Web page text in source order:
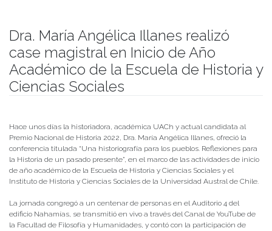
Dra. María Angélica Illanes realizó
case magistral en Inicio de Año
Académico de la Escuela de Historia y
Ciencias Sociales
Hace unos días la historiadora, académica UACh y actual candidata al
Premio Nacional de Historia 2022, Dra. María Angélica Illanes, ofreció la
conferencia titulada “Una historiografía para los pueblos. Reflexiones para
la Historia de un pasado presente”, en el marco de las actividades de inicio
de año académico de la Escuela de Historia y Ciencias Sociales y el
Instituto de Historia y Ciencias Sociales de la Universidad Austral de Chile.
La jornada congregó a un centenar de personas en el Auditorio 4 del
edificio Nahamías, se transmitió en vivo a través del Canal de YouTube de
la Facultad de Filosofía y Humanidades, y contó con la participación de